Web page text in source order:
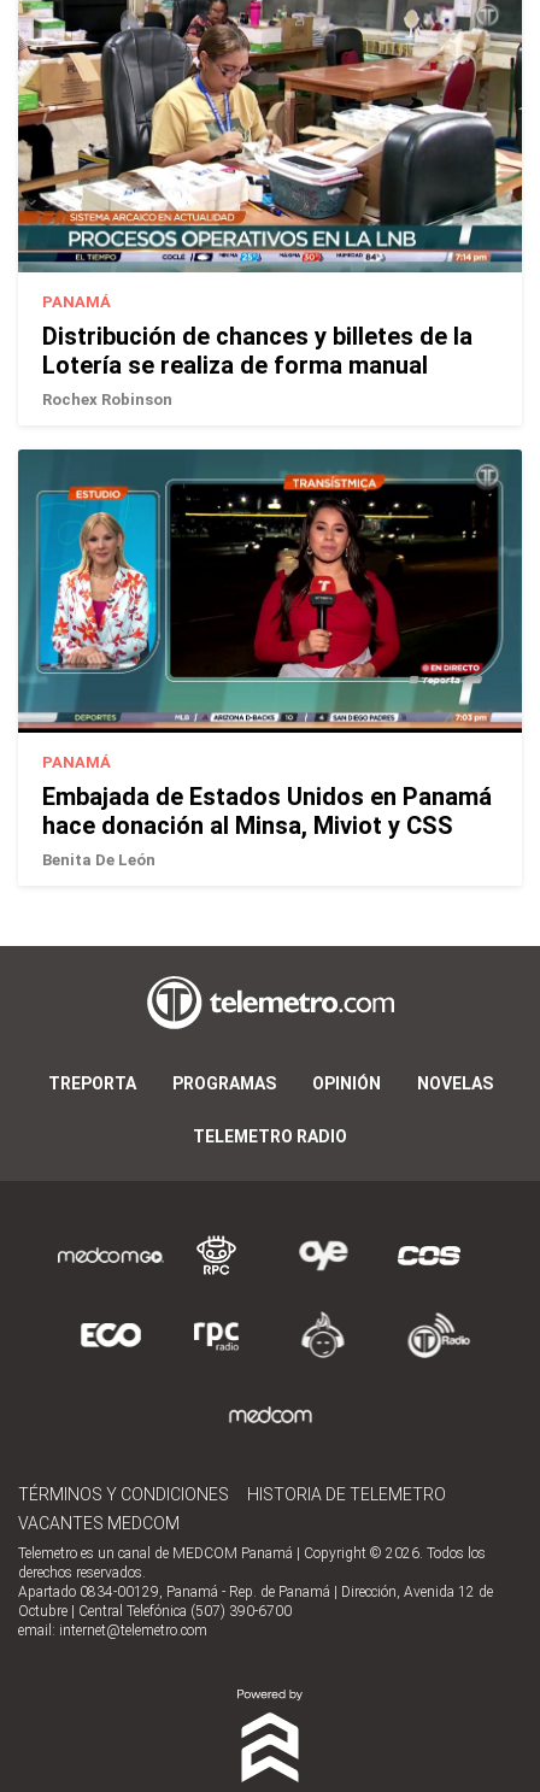
PANAMÁ
Distribución de chances y billetes de la
Lotería se realiza de forma manual
Rochex Robinson
PANAMÁ
Embajada de Estados Unidos en Panamá
hace donación al Minsa, Miviot y CSS
Benita De León
TREPORTA PROGRAMAS OPINIÓN NOVELAS
TELEMETRO RADIO
TÉRMINOS Y CONDICIONES
HISTORIA DE TELEMETRO
VACANTES MEDCOM
Telemetro es un canal de MEDCOM Panamá | Copyright © 2026. Todos los
derechos reservados.
Apartado 0834-00129, Panamá - Rep. de Panamá | Dirección, Avenida 12 de
Octubre | Central Telefónica (507) 390-6700
email: internet@telemetro.com